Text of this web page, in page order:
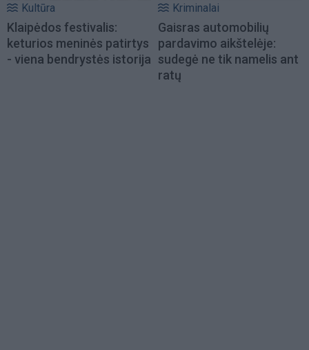
Kultūra
Klaipėdos festivalis:
keturios meninės patirtys
- viena bendrystės istorija
Kriminalai
Gaisras automobilių
pardavimo aikštelėje:
sudegė ne tik namelis ant
ratų